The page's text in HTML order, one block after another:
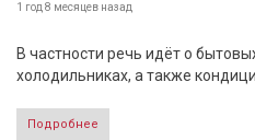
1 год 8 месяцев назад
В частности речь идёт о
холодильниках, а также
Подробнее